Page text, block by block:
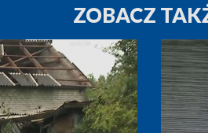
ZOBACZ